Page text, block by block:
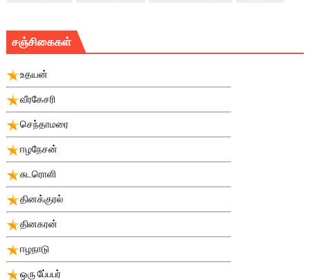
சஞ்சிகைகள்
உதயன்
வீரகேசரி
செந்தாமரை
ஈழநேசன்
சுடரொளி
தினக்குரல்
தினகரன்
ஈழநாடு
ஒரு பே்பபர்